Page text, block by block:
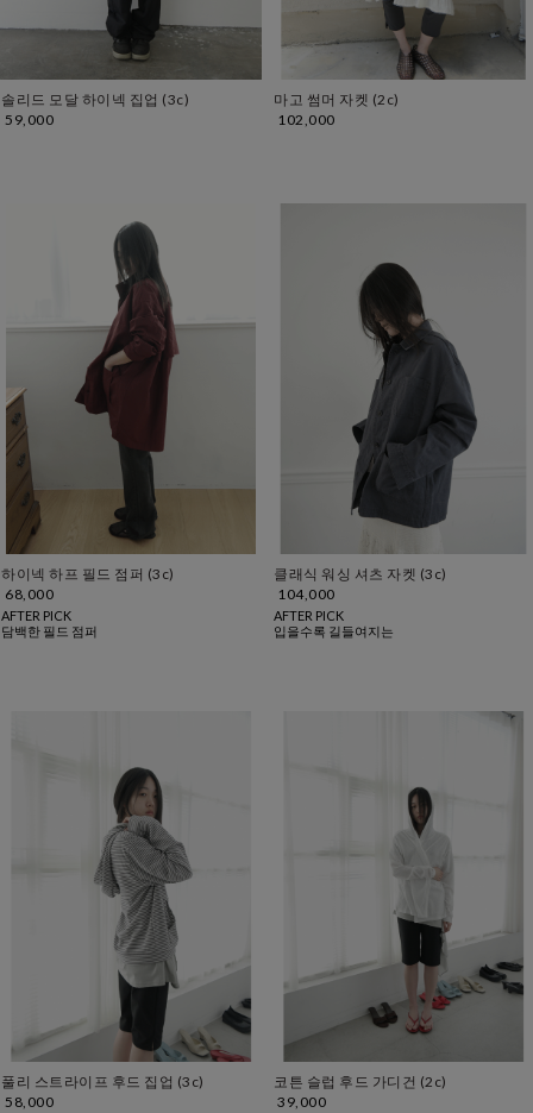
솔리드 모달 하이넥 집업 (3c)
59,000
마고 썸머 자켓 (2c)
102,000
하이넥 하프 필드 점퍼 (3c)
68,000
AFTER PICK
담백한 필드 점퍼
클래식 워싱 셔츠 자켓 (3c)
104,000
AFTER PICK
입을수록 길들여지는
풀리 스트라이프 후드 집업 (3c)
58,000
코튼 슬럽 후드 가디건 (2c)
39,000